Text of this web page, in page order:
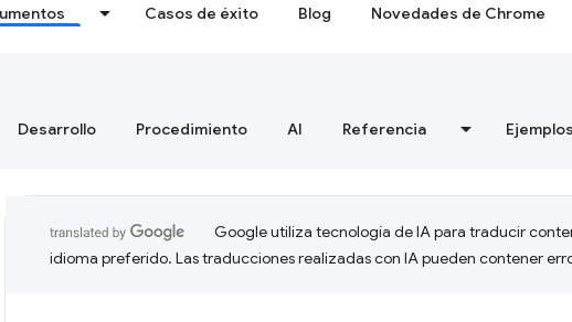
Casos de éxito Blog Novedades de Chrome
Desarrollo Procedimiento AI Referencia Ejemplos
Google utiliza tecnología de IA para traducir
idioma preferido. Las traducciones realizadas con IA pueden contener